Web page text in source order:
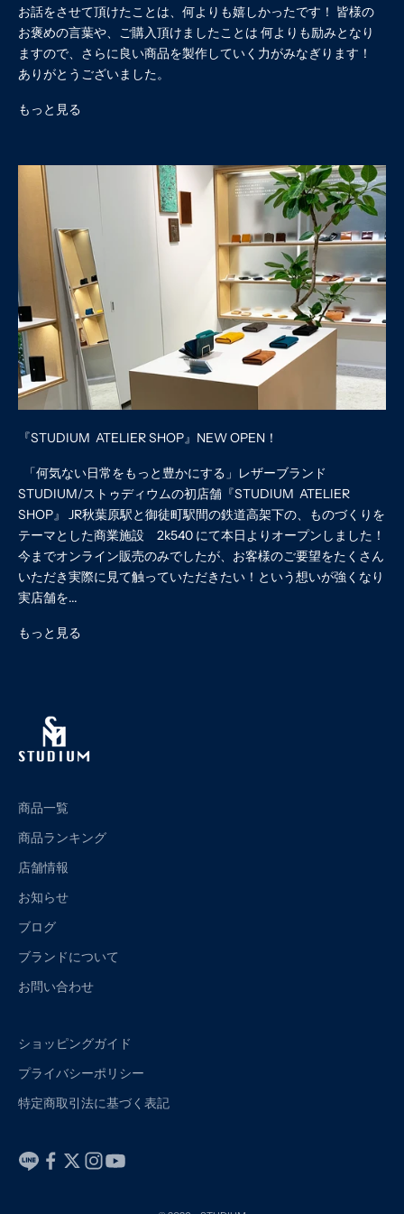
お話をさせて頂けたことは、何よりも嬉しかったです！ 皆様の
お褒めの言葉や、ご購入頂けましたことは 何よりも励みとなり
ますので、さらに良い商品を製作していく力がみなぎります！
ありがとうございました。
もっと見る
『STUDIUM ATELIER SHOP』NEW OPEN！
「何気ない日常をもっと豊かにする」レザーブランド
STUDIUM/ストゥディウムの初店舗『STUDIUM ATELIER
SHOP』 JR秋葉原駅と御徒町駅間の鉄道高架下の、ものづくりを
テーマとした商業施設 2k540 にて本日よりオープンしました！
今までオンライン販売のみでしたが、お客様のご要望をたくさん
いただき実際に見て触っていただきたい！という想いが強くなり
実店舗を...
もっと見る
商品一覧
商品ランキング
店舗情報
お知らせ
ブログ
ブランドについて
お問い合わせ
ショッピングガイド
プライバシーポリシー
特定商取引法に基づく表記